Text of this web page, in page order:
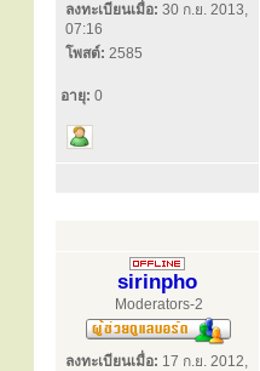
ลงทะเบียนเมื่อ: 30 ก.ย. 2013,
07:16
โพสต์: 2585
อายุ: 0
sirinpho
Moderators-2
ลงทะเบียนเมื่อ: 17 ก.ย. 2012,